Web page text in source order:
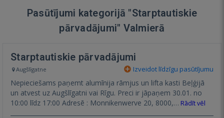
Pasūtījumi kategorijā "Starptautiskie
pārvadājumi" Valmierā
Starptautiskie pārvadājumi
Augšlīgatne Izveidot līdzīgu pasūtījumu
Nepieciešams paņemt alumīnija rāmjus un lifta kasti Beļģijā
un atvest uz Augšlīgatni vai Rīgu. Preci ir jāpaņem 30.01. no
10:00 līdz 17:00 Adresē : Monnikenwerve 20, 8000,… Rādīt vēl